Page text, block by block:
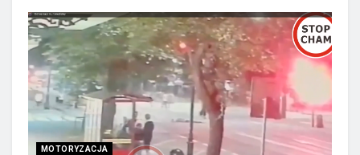
MOTORYZACJA